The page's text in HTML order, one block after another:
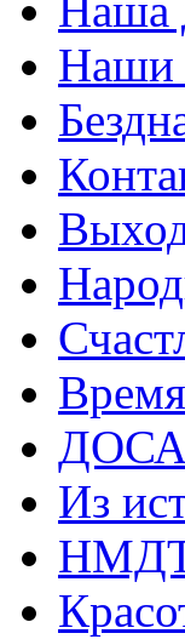
Наша
Наши
Из
НМДТ